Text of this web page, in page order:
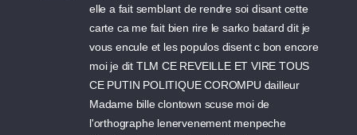
elle a fait semblant de rendre soi disant cette
carte ca me fait bien rire le sarko batard dit je
vous encule et les populos disent c bon encore
moi je dit TLM CE REVEILLE ET VIRE TOUS
CE PUTIN POLITIQUE COROMPU dailleur
Madame bille clontown scuse moi de
l'orthographe lenervenement menpeche